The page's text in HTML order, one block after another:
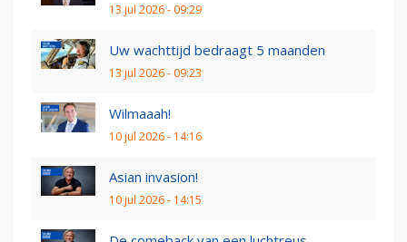
13 jul 2026 - 09:29
Uw wachttijd bedraagt 5 maanden
13 jul 2026 - 09:23
Wilmaaah!
10 jul 2026 - 14:16
Asian invasion!
10 jul 2026 - 14:15